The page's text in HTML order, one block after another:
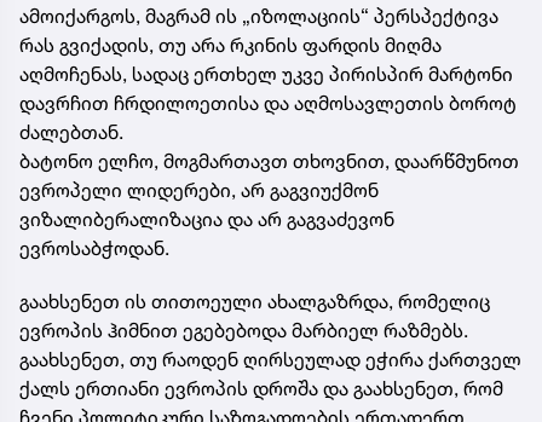
ამოიქარგოს, მაგრამ ის „იზოლაციის“ პერსპექტივა
რას გვიქადის, თუ არა რკინის ფარდის მიღმა
აღმოჩენას, სადაც ერთხელ უკვე პირისპირ მარტონი
დავრჩით ჩრდილოეთისა და აღმოსავლეთის ბოროტ
ძალებთან.
ბატონო ელჩო, მოგმართავთ თხოვნით, დაარწმუნოთ
ევროპელი ლიდერები, არ გაგვიუქმონ
ვიზალიბერალიზაცია და არ გაგვაძევონ
ევროსაბჭოდან.
გაახსენეთ ის თითოეული ახალგაზრდა, რომელიც
ევროპის ჰიმნით ეგებებოდა მარბიელ რაზმებს.
გაახსენეთ, თუ რაოდენ ღირსეულად ეჭირა ქართველ
ქალს ერთიანი ევროპის დროშა და გაახსენეთ, რომ